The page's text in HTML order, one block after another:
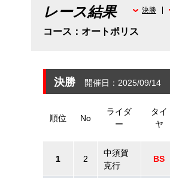
レース結果
コース：オートポリス
決勝
決勝 開催日：2025/09/14
順位 No
ライダ
ー
タイ
ヤ
1 2
中須賀
克行
BS